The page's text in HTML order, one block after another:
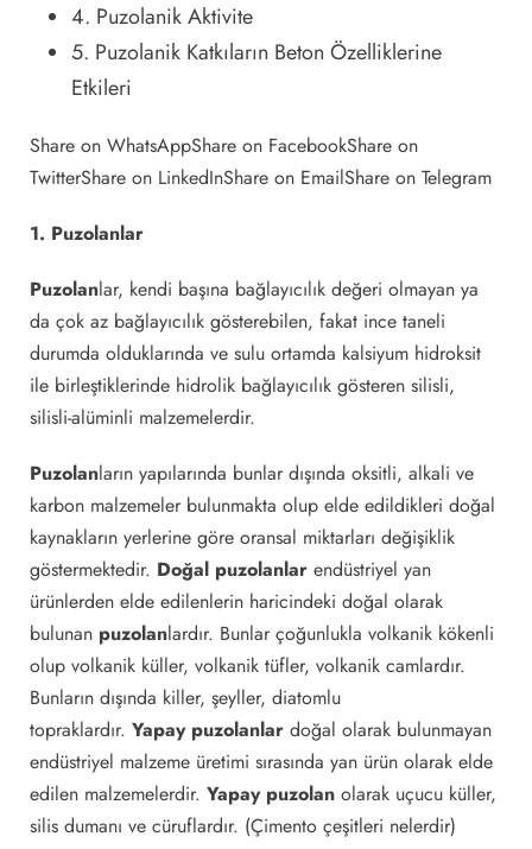
4. Puzolanik Aktivite
5. Puzolanik Katkıların Beton Özelliklerine
Etkileri
Share on WhatsAppShare on FacebookShare on
TwitterShare on LinkedInShare on EmailShare on Telegram
1. Puzolanlar
Puzolanlar, kendi başına bağlayıcılık değeri olmayan ya
da çok az bağlayıcılık gösterebilen, fakat ince taneli
durumda olduklarında ve sulu ortamda kalsiyum hidroksit
ile birleştiklerinde hidrolik bağlayıcılık gösteren silisli,
silisli-alüminli malzemelerdir.
Puzolanların yapılarında bunlar dışında oksitli, alkali ve
karbon malzemeler bulunmakta olup elde edildikleri doğal
kaynakların yerlerine göre oransal miktarları değişiklik
göstermektedir. Doğal puzolanlar endüstriyel yan
ürünlerden elde edilenlerin haricindeki doğal olarak
bulunan puzolanlardır. Bunlar çoğunlukla volkanik kökenli
olup volkanik küller, volkanik tüfler, volkanik camlardır.
Bunların dışında killer, şeyller, diatomlu
topraklardır.Yapay puzolanlar doğal olarak bulunmayan
endüstriyel malzeme üretimi sırasında yan ürün olarak elde
edilen malzemelerdir.Yapay puzolan olarak uçucu küller,
silis dumanı ve cüruflardır. (Çimento çeşitleri nelerdir)